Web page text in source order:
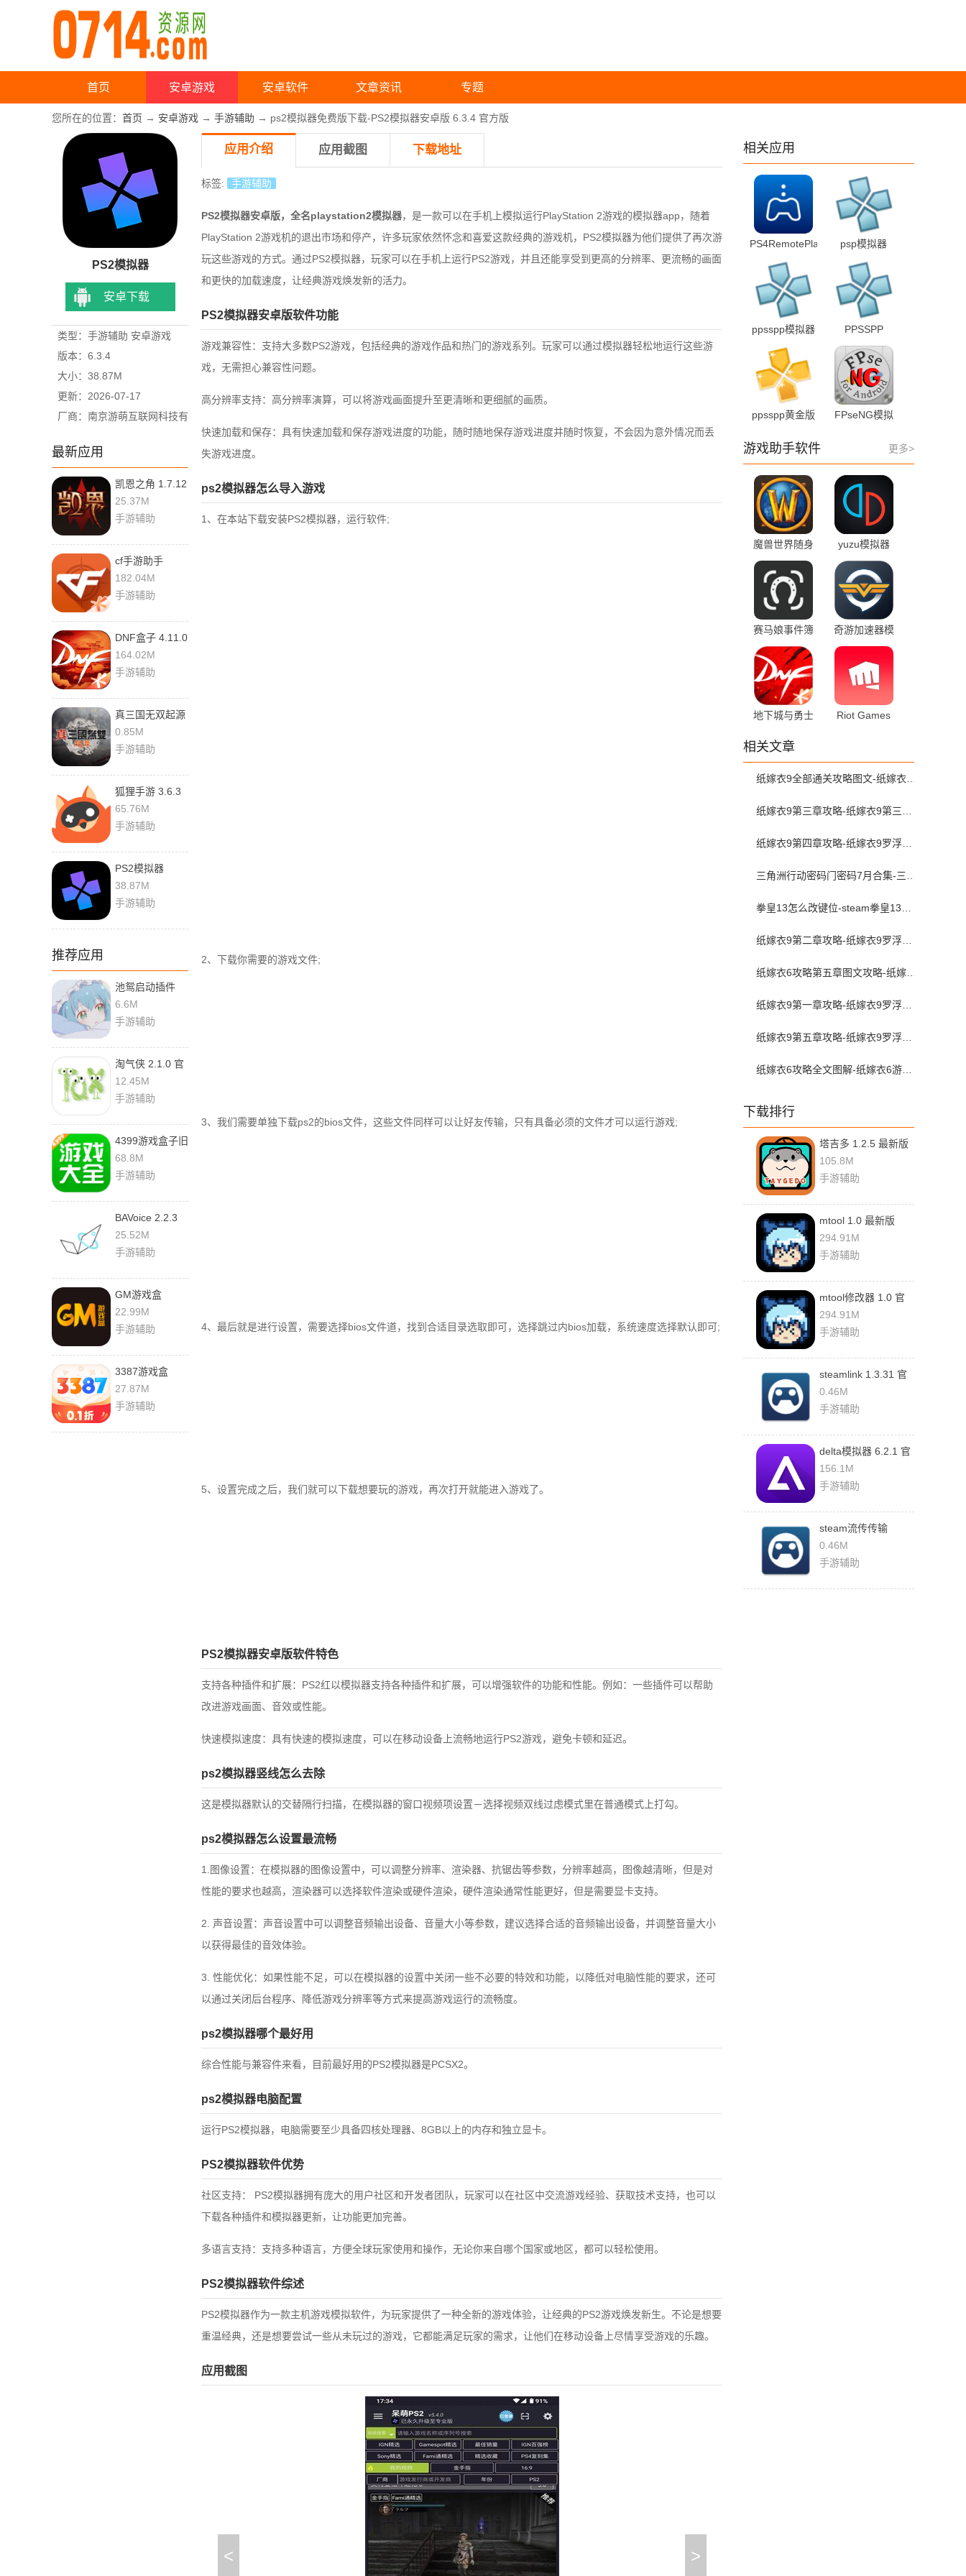
首页 安卓游戏 安卓软件 文章资讯 专题
您所在的位置： 首页 → 安卓游戏 → 手游辅助 → ps2模拟器免费版下载-PS2模拟器安卓版 6.3.4 官方版
PS2模拟器
安卓下载
类型：手游辅助 安卓游戏
版本：6.3.4
大小：38.87M
更新：2026-07-17
厂商：南京游萌互联网科技有
最新应用
凯恩之角 1.7.12
手机版
25.37M
手游辅助
cf手游助手
4.6.0 最新版
182.04M
手游辅助
DNF盒子 4.11.0
官方版
164.02M
手游辅助
真三国无双起源
修改器 1.0 免费
版
0.85M
手游辅助
狐狸手游 3.6.3
官方版
65.76M
手游辅助
PS2模拟器
6.3.4 官方版
38.87M
手游辅助
推荐应用
池鸳启动插件
v2.0.1.0 安卓版
6.6M
手游辅助
淘气侠 2.1.0 官
方正版
12.45M
手游辅助
4399游戏盒子旧
版本 9.5.0.55 安
卓版
68.8M
手游辅助
BAVoice 2.2.3
安卓版
25.52M
手游辅助
GM游戏盒
3.48.00 最新版
22.99M
手游辅助
3387游戏盒
1.1.7.16 安卓版
27.87M
手游辅助
应用介绍 应用截图 下载地址
标签: 手游辅助
PS2模拟器安卓版，全名playstation2模拟器，是一款可以在手机上模拟运行PlayStation 2游戏的模拟器app，随着
PlayStation 2游戏机的退出市场和停产，许多玩家依然怀念和喜爱这款经典的游戏机，PS2模拟器为他们提供了再次游
玩这些游戏的方式。通过PS2模拟器，玩家可以在手机上运行PS2游戏，并且还能享受到更高的分辨率、更流畅的画面
和更快的加载速度，让经典游戏焕发新的活力。
PS2模拟器安卓版软件功能
游戏兼容性：支持大多数PS2游戏，包括经典的游戏作品和热门的游戏系列。玩家可以通过模拟器轻松地运行这些游
戏，无需担心兼容性问题。
高分辨率支持：高分辨率演算，可以将游戏画面提升至更清晰和更细腻的画质。
快速加载和保存：具有快速加载和保存游戏进度的功能，随时随地保存游戏进度并随时恢复，不会因为意外情况而丢
失游戏进度。
ps2模拟器怎么导入游戏
1、在本站下载安装PS2模拟器，运行软件;
2、下载你需要的游戏文件;
3、我们需要单独下载ps2的bios文件，这些文件同样可以让好友传输，只有具备必须的文件才可以运行游戏;
4、最后就是进行设置，需要选择bios文件道，找到合适目录选取即可，选择跳过内bios加载，系统速度选择默认即可;
5、设置完成之后，我们就可以下载想要玩的游戏，再次打开就能进入游戏了。
PS2模拟器安卓版软件特色
支持各种插件和扩展：PS2红以模拟器支持各种插件和扩展，可以增强软件的功能和性能。例如：一些插件可以帮助
改进游戏画面、音效或性能。
快速模拟速度：具有快速的模拟速度，可以在移动设备上流畅地运行PS2游戏，避免卡顿和延迟。
ps2模拟器竖线怎么去除
这是模拟器默认的交替隔行扫描，在模拟器的窗口视频项设置－选择视频双线过虑模式里在普通模式上打勾。
ps2模拟器怎么设置最流畅
1.图像设置：在模拟器的图像设置中，可以调整分辨率、渲染器、抗锯齿等参数，分辨率越高，图像越清晰，但是对
性能的要求也越高，渲染器可以选择软件渲染或硬件渲染，硬件渲染通常性能更好，但是需要显卡支持。
2. 声音设置：声音设置中可以调整音频输出设备、音量大小等参数，建议选择合适的音频输出设备，并调整音量大小
以获得最佳的音效体验。
3. 性能优化：如果性能不足，可以在模拟器的设置中关闭一些不必要的特效和功能，以降低对电脑性能的要求，还可
以通过关闭后台程序、降低游戏分辨率等方式来提高游戏运行的流畅度。
ps2模拟器哪个最好用
综合性能与兼容件来看，目前最好用的PS2模拟器是PCSX2。
ps2模拟器电脑配置
运行PS2模拟器，电脑需要至少具备四核处理器、8GB以上的内存和独立显卡。
PS2模拟器软件优势
社区支持： PS2模拟器拥有庞大的用户社区和开发者团队，玩家可以在社区中交流游戏经验、获取技术支持，也可以
下载各种插件和模拟器更新，让功能更加完善。
多语言支持：支持多种语言，方便全球玩家使用和操作，无论你来自哪个国家或地区，都可以轻松使用。
PS2模拟器软件综述
PS2模拟器作为一款主机游戏模拟软件，为玩家提供了一种全新的游戏体验，让经典的PS2游戏焕发新生。不论是想要
重温经典，还是想要尝试一些从未玩过的游戏，它都能满足玩家的需求，让他们在移动设备上尽情享受游戏的乐趣。
应用截图
< >
相关应用
PS4RemotePlay
psp模拟器
ppsspp模拟器
PPSSPP
1.19.3 手机版
ppsspp黄金版
FPseNG模拟
更多>
游戏助手软件
魔兽世界随身
助手
10.2.7.54402
最新版
yuzu模拟器
android-278
最新版
赛马娘事件簿
1.6.39global
手机版
奇游加速器模
拟器版 3.2.0
安卓版
地下城与勇士
新版
Riot Games
相关文章
下载排行
塔吉多 1.2.5 最新版
105.8M
手游辅助
mtool 1.0 最新版
294.91M
手游辅助
mtool修改器 1.0 官
方版
294.91M
手游辅助
steamlink 1.3.31 官
方版
0.46M
手游辅助
delta模拟器 6.2.1 官
方版
156.1M
手游辅助
steam流传传输
1.3.31 官方版
0.46M
手游辅助